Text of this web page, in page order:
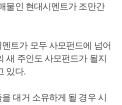
물인 현대시멘트가 조만간
트가 모두 사모펀드에 넘어
새 주인도 사모펀드가 될지
있다.
대거 소유하게 될 경우 시